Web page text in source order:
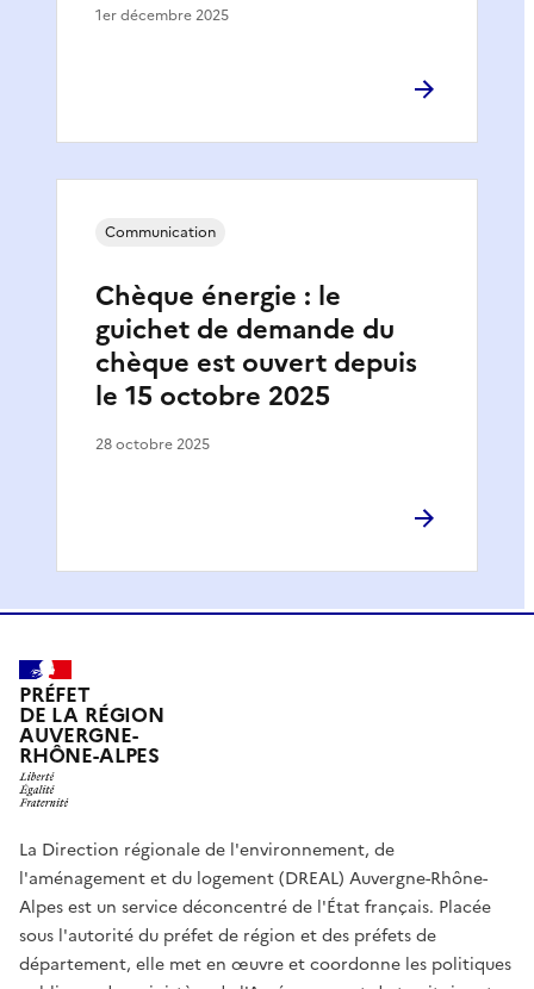
1er décembre 2025
Chèque énergie : le
guichet de demande du
chèque est ouvert depuis
le 15 octobre 2025
Communication
28 octobre 2025
PRÉFET
DE LA RÉGION
AUVERGNE-
RHÔNE-ALPES
La Direction régionale de l'environnement, de
l'aménagement et du logement (DREAL) Auvergne-Rhône-
Alpes est un service déconcentré de l'État français. Placée
sous l'autorité du préfet de région et des préfets de
département, elle met en œuvre et coordonne les politiques